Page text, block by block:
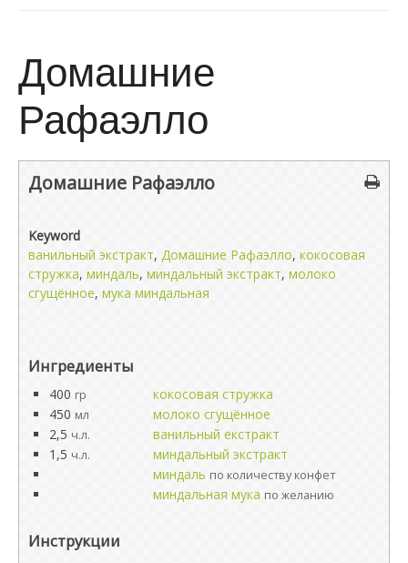
Домашние
Рафаэлло
Домашние Рафаэлло
Keyword
ванильный экстракт, Домашние Рафаэлло, кокосовая
стружка, миндаль, миндальный экстракт, молоко
сгущённое, мука миндальная
Ингредиенты
400 гр
кокосовая стружка
450 мл
молоко сгущённое
2,5 ч.л.
ванильный екстракт
1,5 ч.л.
миндальный экстракт
миндаль по количеству конфет
миндальная мука по желанию
Инструкции